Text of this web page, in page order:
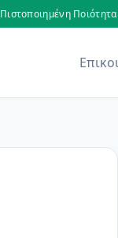
Πιστοποιημένη Ποιότητα